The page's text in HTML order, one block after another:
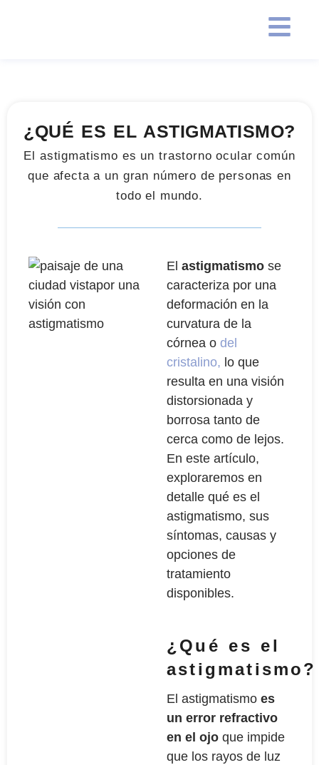
¿QUÉ ES EL ASTIGMATISMO?
El astigmatismo es un trastorno ocular común
que afecta a un gran número de personas en
todo el mundo.
El astigmatismo se
caracteriza por una
deformación en la
curvatura de la
córnea o del
cristalino, lo que
resulta en una visión
distorsionada y
borrosa tanto de
cerca como de lejos.
En este artículo,
exploraremos en
detalle qué es el
astigmatismo, sus
síntomas, causas y
opciones de
tratamiento
disponibles.
¿Qué es el
astigmatismo?
El astigmatismo es
un error refractivo
en el ojo que impide
que los rayos de luz